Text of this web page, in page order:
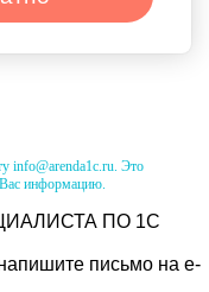
info@arenda1c.ru. Это
информацию.
ПО 1С
письмо на e-